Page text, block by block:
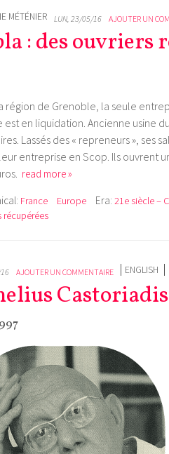
MÉTÉNIER LUN, 23/05/16 AJOUTER UN
: des ouvriers
région de Grenoble, la seule
est en liquidation. Ancienne usine
Lassés des « repreneurs », ses
entreprise en Scop. Ils ouvrent
read more »
France Europe Era: 21e siècle –
récupérées
AJOUTER UN COMMENTAIRE ENGLISH
Castoriadis